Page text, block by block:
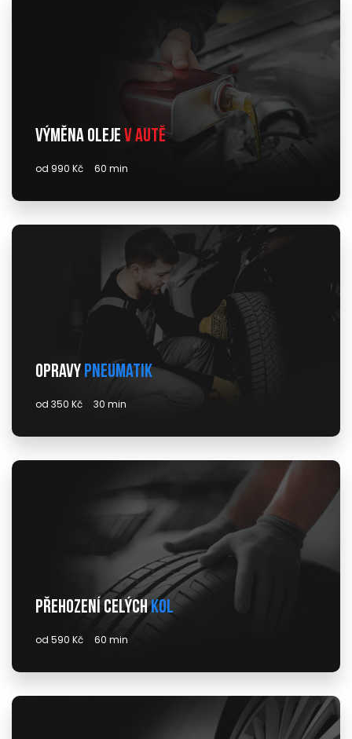
Výměna oleje v autě
od 990 Kč 60 min
Opravy pneumatik
od 350 Kč 30 min
Přehození celýchkol
od 590 Kč 60 min